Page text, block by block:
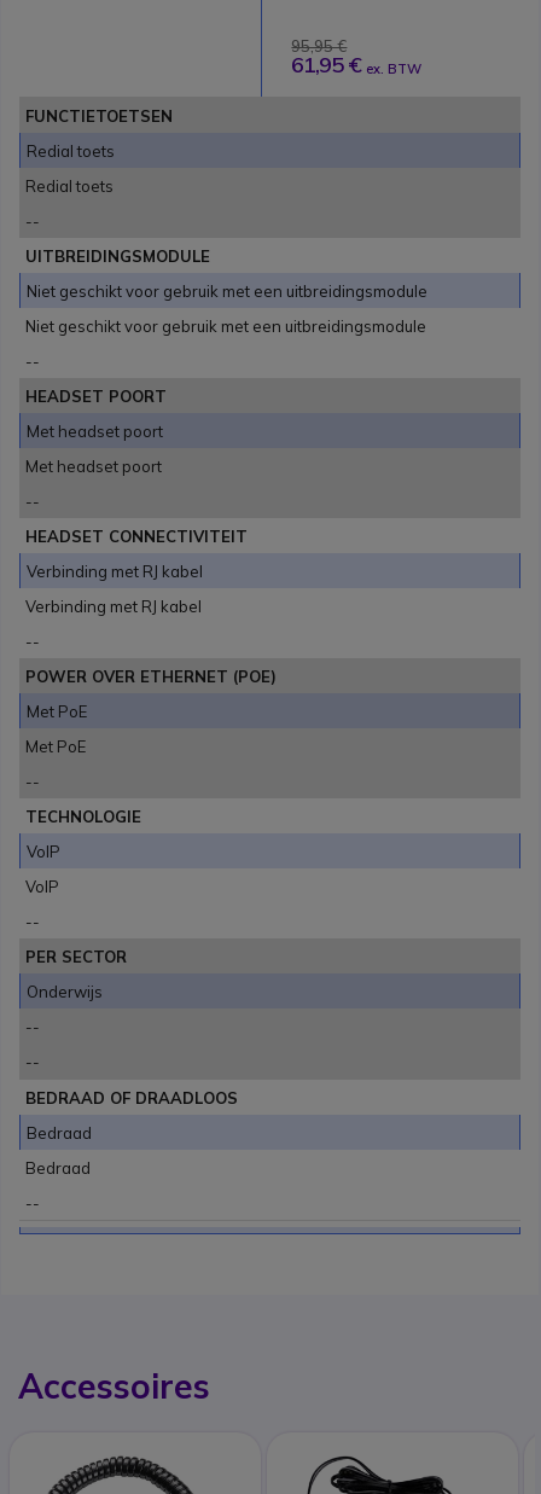
95,95 €
61,95 € ex. BTW
FUNCTIETOETSEN
Redial toets
Redial toets
--
UITBREIDINGSMODULE
Niet geschikt voor gebruik met een uitbreidingsmodule
Niet geschikt voor gebruik met een uitbreidingsmodule
--
HEADSET POORT
Met headset poort
Met headset poort
--
HEADSET CONNECTIVITEIT
Verbinding met RJ kabel
Verbinding met RJ kabel
--
POWER OVER ETHERNET (POE)
Met PoE
Met PoE
--
TECHNOLOGIE
VoIP
VoIP
--
PER SECTOR
Onderwijs
--
--
BEDRAAD OF DRAADLOOS
Bedraad
Bedraad
--
Accessoires